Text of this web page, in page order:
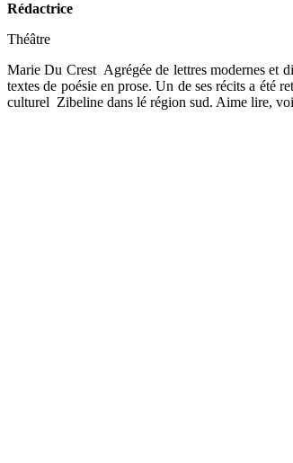
Rédactrice
Théâtre
Marie Du Crest Agrégée de lettres modernes et
textes de poésie en prose. Un de ses récits a été
culturel Zibeline dans lé région sud. Aime lire,